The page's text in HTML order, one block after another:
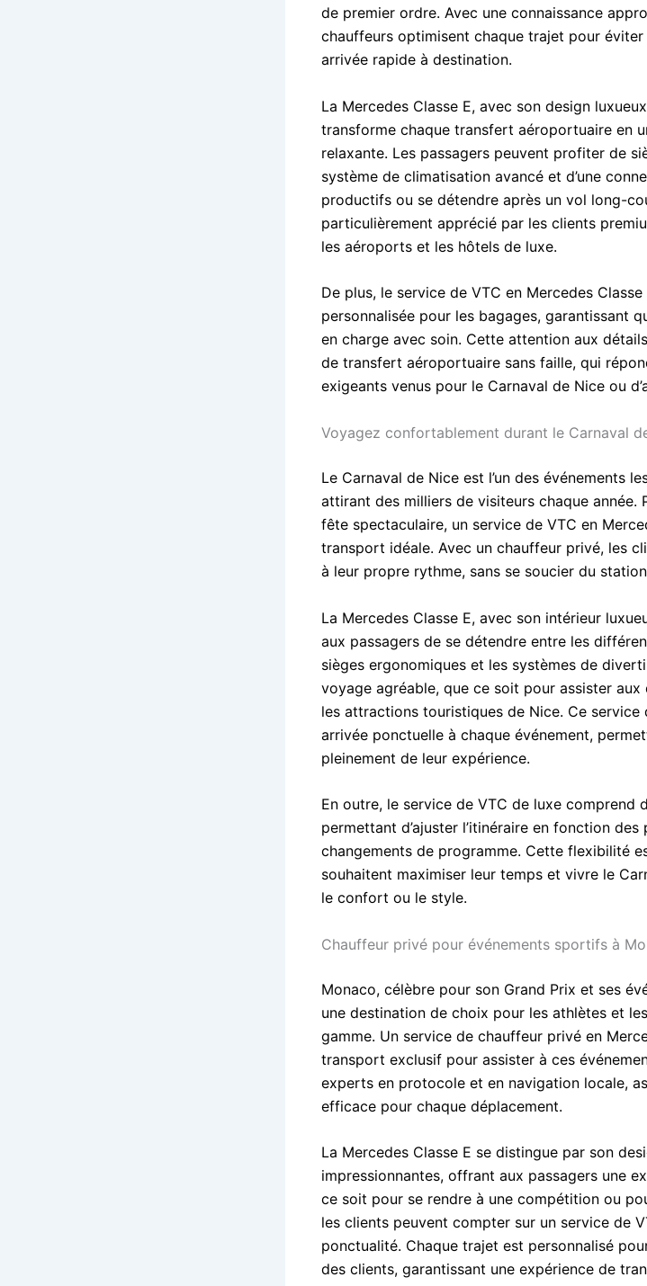
de premier ordre. Avec une connaissance
chauffeurs optimisent chaque trajet pour
arrivée rapide à destination.
La Mercedes Classe E, avec son design
transforme chaque transfert aéroportuaire en
relaxante. Les passagers peuvent profiter de
système de climatisation avancé et d’une
productifs ou se détendre après un vol long-
particulièrement apprécié par les clients
les aéroports et les hôtels de luxe.
De plus, le service de VTC en Mercedes
personnalisée pour les bagages, garantissant
en charge avec soin. Cette attention aux
de transfert aéroportuaire sans faille, qui
exigeants venus pour le Carnaval de Nice ou
Voyagez confortablement durant le Carnaval
Le Carnaval de Nice est l’un des événements
attirant des milliers de visiteurs chaque
fête spectaculaire, un service de VTC en
transport idéale. Avec un chauffeur privé, les
à leur propre rythme, sans se soucier du
La Mercedes Classe E, avec son intérieur
aux passagers de se détendre entre les
sièges ergonomiques et les systèmes de
voyage agréable, que ce soit pour assister
les attractions touristiques de Nice. Ce service
arrivée ponctuelle à chaque événement,
pleinement de leur expérience.
En outre, le service de VTC de luxe comprend
permettant d’ajuster l’itinéraire en fonction
changements de programme. Cette flexibilité
souhaitent maximiser leur temps et vivre le
le confort ou le style.
Chauffeur privé pour événements sportifs à
Monaco, célèbre pour son Grand Prix et ses
une destination de choix pour les athlètes et
gamme. Un service de chauffeur privé en
transport exclusif pour assister à ces
experts en protocole et en navigation locale,
efficace pour chaque déplacement.
La Mercedes Classe E se distingue par son
impressionnantes, offrant aux passagers une
ce soit pour se rendre à une compétition ou
les clients peuvent compter sur un service de
ponctualité. Chaque trajet est personnalisé
des clients, garantissant une expérience de